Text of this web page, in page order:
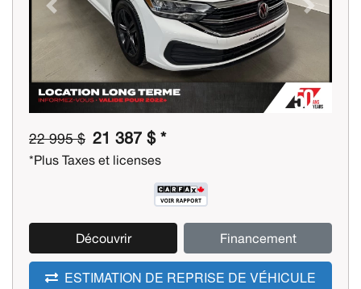
Previous Next
22 995 $ 21 387 $ *
*Plus Taxes et licenses
Découvrir Financement
ESTIMATION DE REPRISE DE VÉHICULE